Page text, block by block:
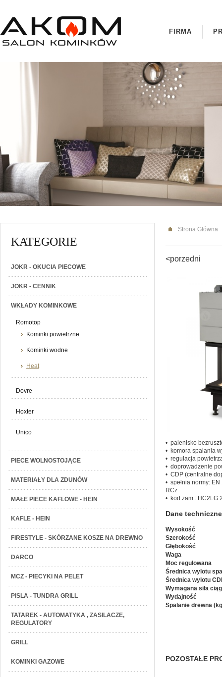
FIRMA
KATEGORIE
JOKR - OKUCIA PIECOWE
JOKR - CENNIK
WKŁADY KOMINKOWE
Romotop
Kominki powietrzne
Kominki wodne
Heat
Dovre
Hoxter
Unico
PIECE WOLNOSTOJĄCE
MATERIAŁY DLA ZDUNÓW
MAŁE PIECE KAFLOWE - HEIN
KAFLE - HEIN
FIRESTYLE - SKÓRZANE KOSZE NA DREWNO
DARCO
MCZ - PIECYKI NA PELET
PISLA - TUNDRA GRILL
TATAREK - AUTOMATYKA , ZASILACZE,
REGULATORY
GRILL
KOMINKI GAZOWE
Strona Główna
<porzedni
• palenisko
• komora spalania
• regulacja
• doprowadzenie
• CDP (centralne
• spełnia normy:
RCz
• kod zam.: HC2LG
Dane
Wysokość
Szerokość
Głębokość
Waga
Moc regulowana
Średnica wylotu
Średnica wylotu
Wymagana siła
Wydajność
Spalanie drewna
POZOSTAŁE